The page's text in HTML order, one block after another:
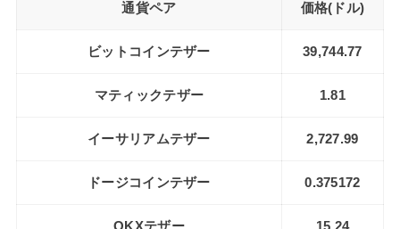
通貨ペア 価格(ドル)
ビットコインテザー 39,744.77
マティックテザー 1.81
イーサリアムテザー 2,727.99
ドージコインテザー 0.375172